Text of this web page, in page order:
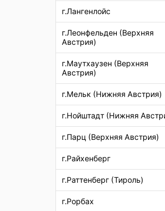
г.Лангенлойс
г.Леонфельден (Верхняя
Австрия)
г.Маутхаузен (Верхняя
Австрия)
г.Мельк (Нижняя Австрия)
г.Нойштадт (Нижняя
г.Парц (Верхняя Австрия)
г.Райхенберг
г.Раттенберг (Тироль)
г.Рорбах